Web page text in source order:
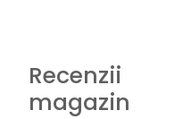
Recenzii
magazin